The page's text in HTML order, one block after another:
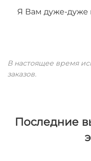
Я Вам дуже-дуже
В настоящее время
заказов.
Последние